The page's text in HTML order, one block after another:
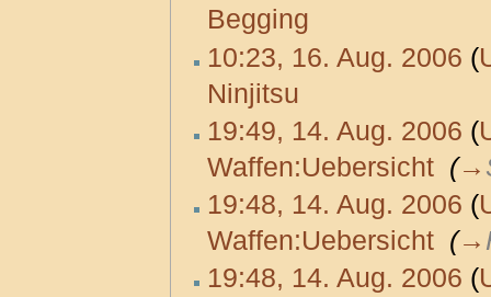
Begging
10:23, 16. Aug. 2006 (
Ninjitsu
19:49, 14. Aug. 2006 (
Waffen:Uebersicht‎ (→
19:48, 14. Aug. 2006 (
Waffen:Uebersicht‎ (→
19:48, 14. Aug. 2006 (